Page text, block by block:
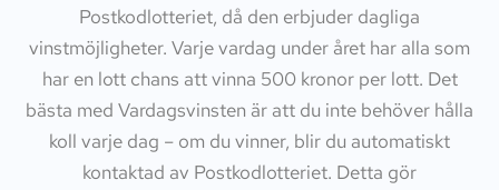
Postkodlotteriet, då den erbjuder dagliga
vinstmöjligheter. Varje vardag under året har alla som
har en lott chans att vinna 500 kronor per lott. Det
bästa med Vardagsvinsten är att du inte behöver hålla
koll varje dag – om du vinner, blir du automatiskt
kontaktad av Postkodlotteriet. Detta gör